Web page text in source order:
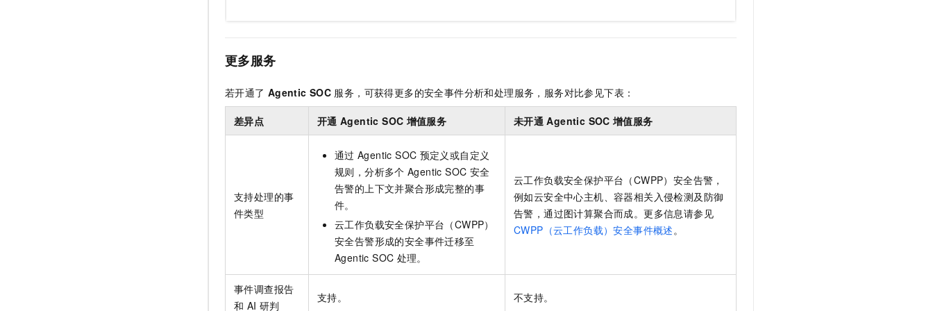
更多服务
若开通了 Agentic SOC 服务，可获得更多的安全事件分析和处理服务，服务对比参见下表：
差异点 开通 Agentic SOC 增值服务 未开通 Agentic SOC 增值服务
支持处理的事
件类型
通过 Agentic SOC 预定义或自定义
规则，分析多个 Agentic SOC 安全
告警的上下文并聚合形成完整的事
件。
云工作负载安全保护平台（CWPP）
安全告警形成的安全事件迁移至
Agentic SOC 处理。
云工作负载安全保护平台（CWPP）安全告警，
例如云安全中心主机、容器相关入侵检测及防御
告警，通过图计算聚合而成。更多信息请参见
CWPP（云工作负载）安全事件概述。
事件调查报告
和 AI 研判
支持。 不支持。